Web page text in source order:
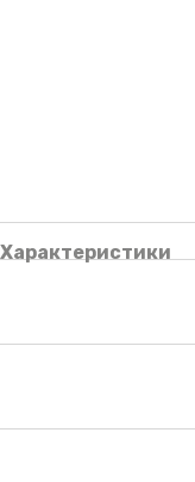
Характеристики